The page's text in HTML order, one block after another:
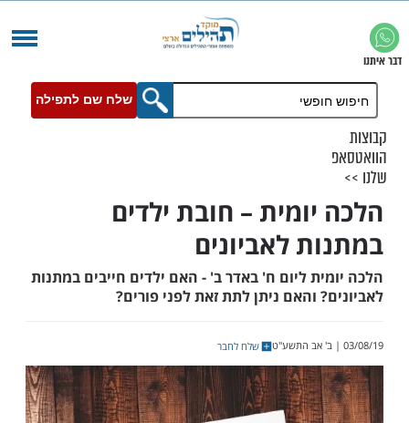
שלח שם לתפילה
– חובת ילדים
לאביונים
ליום ח' באדר ב' - האם ילדים חייבים במתנות
והאם ניתן לתת זאת לפני פורים?